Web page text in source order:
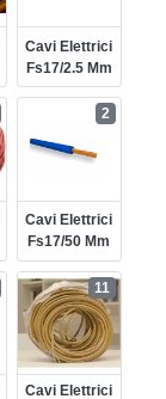
Cavi Elettrici
Fs17/2.5 Mm
Cavi Elettrici
Fs17/50 Mm
2
Cavi Elettrici
11